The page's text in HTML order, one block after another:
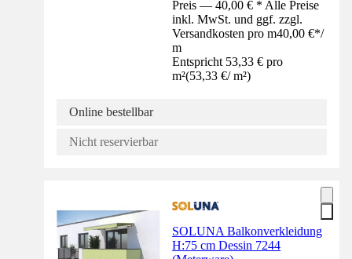
Preis — 40,00 € * Alle Preise
inkl. MwSt. und ggf. zzgl.
Versandkosten pro m40,00 €*/
m
Entspricht 53,33 € pro
m²(53,33 €/ m²)
Online bestellbar
Nicht reservierbar
SOLUNA Balkonverkleidung
H:75 cm Dessin 7244